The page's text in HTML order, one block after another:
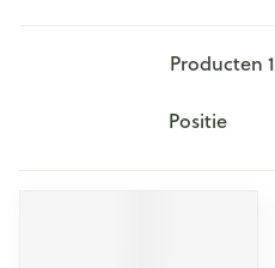
Producten 1
Sorteer op: